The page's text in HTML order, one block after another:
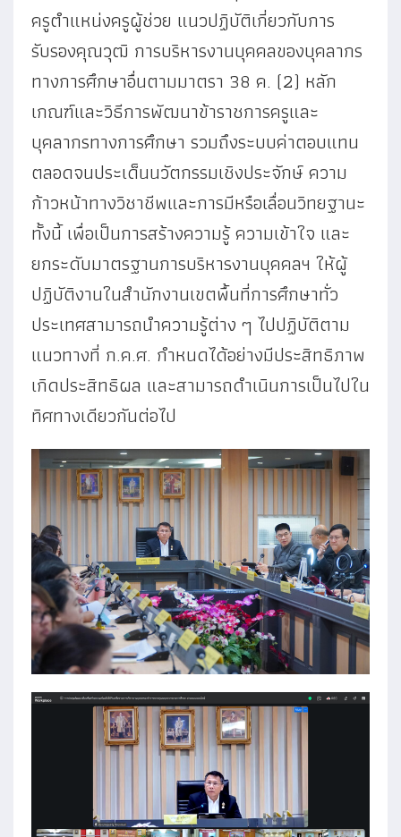
ครูตำแหน่งครูผู้ช่วย แนวปฏิบัติเกี่ยวกับการ
รับรองคุณวุฒิ การบริหารงานบุคคลของบุคลากร
ทางการศึกษาอื่นตามมาตรา 38 ค. (2) หลัก
เกณฑ์และวิธีการพัฒนาข้าราชการครูและ
บุคลากรทางการศึกษา รวมถึงระบบค่าตอบแทน
ตลอดจนประเด็นนวัตกรรมเชิงประจักษ์ ความ
ก้าวหน้าทางวิชาชีพและการมีหรือเลื่อนวิทยฐานะ
ทั้งนี้ เพื่อเป็นการสร้างความรู้ ความเข้าใจ และ
ยกระดับมาตรฐานการบริหารงานบุคคลฯ ให้ผู้
ปฏิบัติงานในสำนักงานเขตพื้นที่การศึกษาทั่ว
ประเทศสามารถนำความรู้ต่าง ๆ ไปปฏิบัติตาม
แนวทางที่ ก.ค.ศ. กำหนดได้อย่างมีประสิทธิภาพ
เกิดประสิทธิผล และสามารถดำเนินการเป็นไปใน
ทิศทางเดียวกันต่อไป